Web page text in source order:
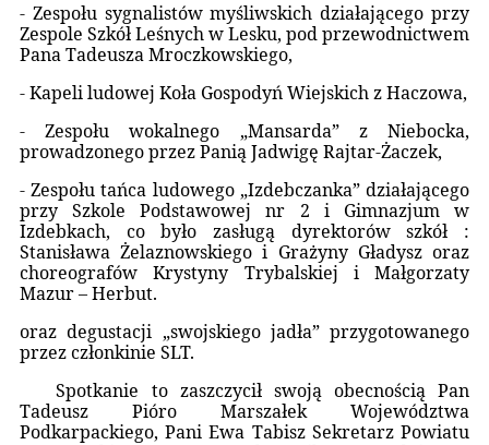
- Zespołu sygnalistów myśliwskich działającego przy
Zespole Szkół Leśnych w Lesku, pod przewodnictwem
Pana Tadeusza Mroczkowskiego,
- Kapeli ludowej Koła Gospodyń Wiejskich z Haczowa,
- Zespołu wokalnego „Mansarda” z Niebocka,
prowadzonego przez Panią Jadwigę Rajtar-Żaczek,
- Zespołu tańca ludowego „Izdebczanka” działającego
przy Szkole Podstawowej nr 2 i Gimnazjum w
Izdebkach, co było zasługą dyrektorów szkół :
Stanisława Żelaznowskiego i Grażyny Gładysz oraz
choreografów Krystyny Trybalskiej i Małgorzaty
Mazur – Herbut.
oraz degustacji „swojskiego jadła” przygotowanego
przez członkinie SLT.
Spotkanie to zaszczycił swoją obecnością Pan
Tadeusz Pióro Marszałek Województwa
Podkarpackiego, Pani Ewa Tabisz Sekretarz Powiatu